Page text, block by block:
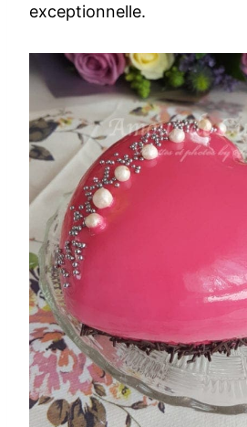
exceptionnelle.